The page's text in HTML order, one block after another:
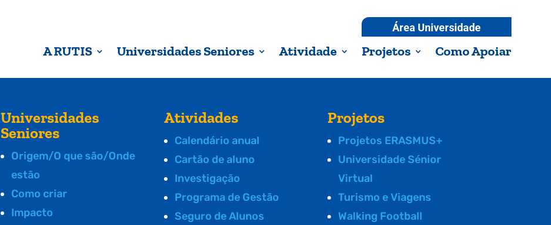
Área Universidade
A RUTIS Universidades Seniores Atividade Projetos Como Apoiar
Universidades
Seniores
Origem/O que são/Onde
estão
Como criar
Impacto
Atividades
Calendário anual
Cartão de aluno
Investigação
Programa de Gestão
Seguro de Alunos
Projetos
Projetos ERASMUS+
Universidade Sénior
Virtual
Turismo e Viagens
Walking Football